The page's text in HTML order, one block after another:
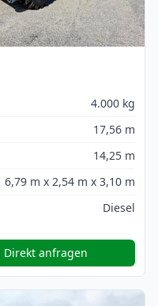
4.000 kg
17,56 m
14,25 m
6,79 m x 2,54 m x 3,10 m
Diesel
Direkt anfragen